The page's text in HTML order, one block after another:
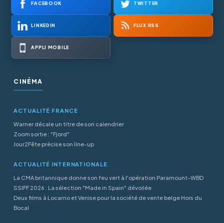
FACEBOOK TWITTER
LINKEDIN FLUX RSS
APPLI MOBILE
CINÉMA
ACTUALITÉ FRANCE
Warner décale un titre de son calendrier
Zoom sortie : "Fjord"
Jour2Fête précise son line-up
ACTUALITÉ INTERNATIONALE
La CMA britannique donne son feu vert à l'opération Paramount-WBD
SSIFF 2026 : La sélection "Made in Spain" dévoilée
Deux films à Locarno et Venise pour la société de vente belge Hors du
Bocal